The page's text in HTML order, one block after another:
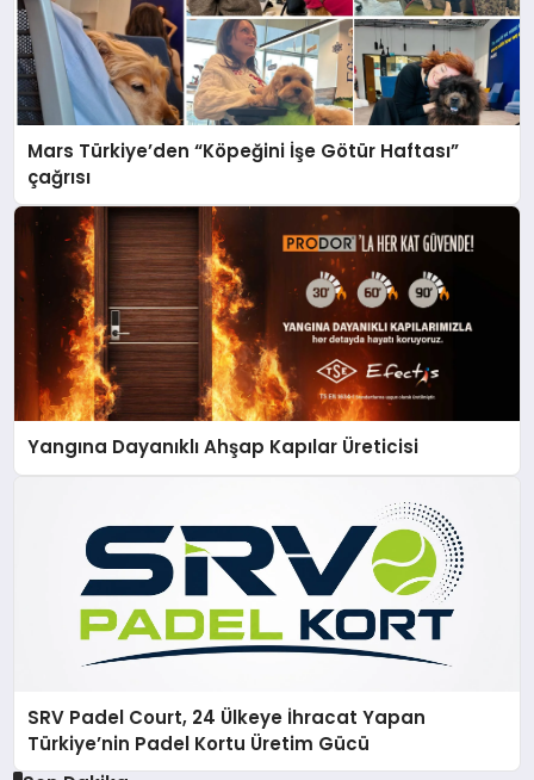
Mars Türkiye’den “Köpeğini İşe Götür Haftası”
çağrısı
Yangına Dayanıklı Ahşap Kapılar Üreticisi
SRV Padel Court, 24 Ülkeye İhracat Yapan
Türkiye’nin Padel Kortu Üretim Gücü